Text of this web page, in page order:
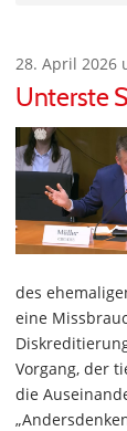
28. April 2026
Unterste
des
eine
Vorgang, der
die